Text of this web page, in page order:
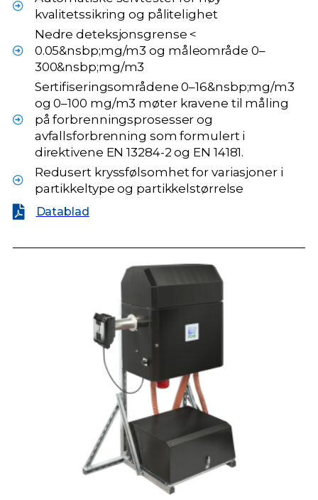
kvalitetssikring og pålitelighet
Nedre deteksjonsgrense <
0.05&nsbp;mg/m3 og måleområde 0–
300&nsbp;mg/m3
Sertifiseringsområdene 0–16&nsbp;mg/m3
og 0–100 mg/m3 møter kravene til måling
på forbrenningsprosesser og
avfallsforbrenning som formulert i
direktivene EN 13284-2 og EN 14181.
Redusert kryssfølsomhet for variasjoner i
partikkeltype og partikkelstørrelse
Datablad